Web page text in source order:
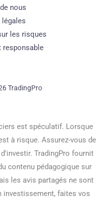
nous
les risques
responsable
TradingPro
est spéculatif. Lorsque
à risque. Assurez-vous de
TradingPro fournit
contenu pédagogique sur
les avis partagés ne sont
investissement, faites vos